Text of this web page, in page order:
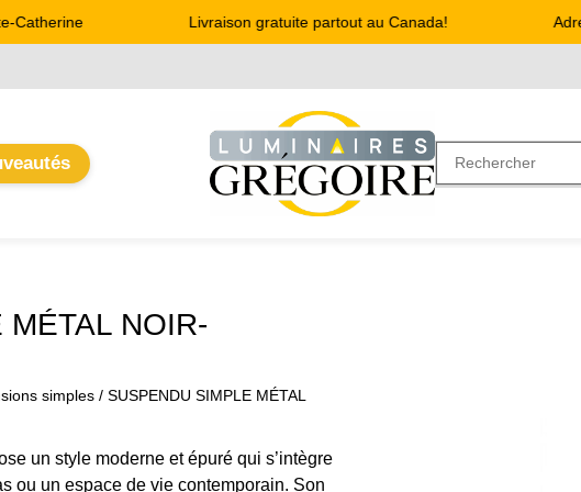
Livraison gratuite partout au Canada!
NOIR-
simples / SUSPENDU SIMPLE MÉTAL
un style moderne et épuré qui s’intègre
ou un espace de vie contemporain. Son